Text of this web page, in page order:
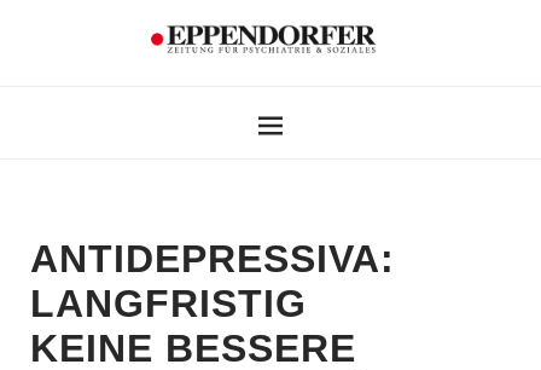
ANTIDEPRESSIVA:
LANGFRISTIG
KEINE BESSERE